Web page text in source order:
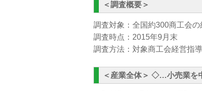
＜調査概要＞
調査対象：全国約300商工会の
調査時点：2015年9月末
調査方法：対象商工会経営指
＜産業全体＞ ◇…小売業を